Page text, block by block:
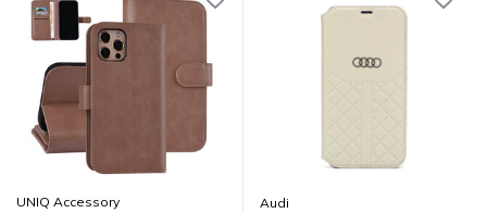
UNIQ Accessory Audi